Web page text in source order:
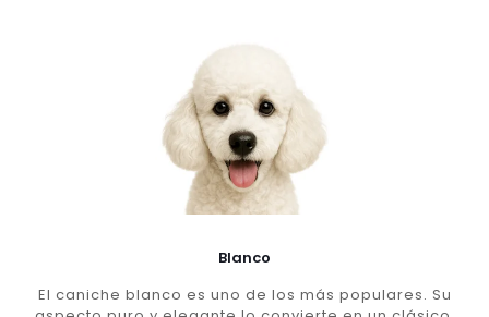
Blanco
El caniche blanco es uno de los más populares. Su